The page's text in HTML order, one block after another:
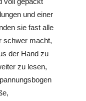
und einer
sie fast alle
schwer macht,
der Hand zu
zu lesen,